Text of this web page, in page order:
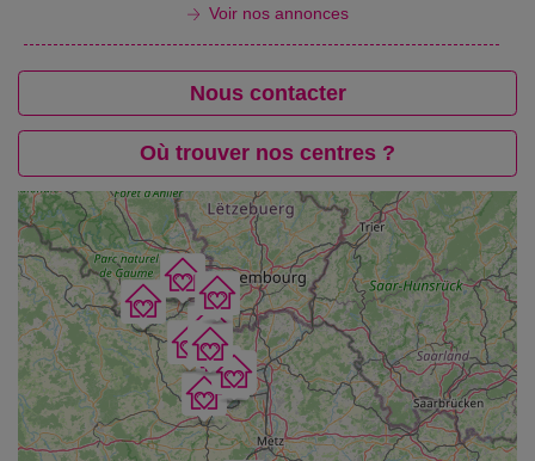
Voir nos annonces
Nous contacter
Où trouver nos centres ?